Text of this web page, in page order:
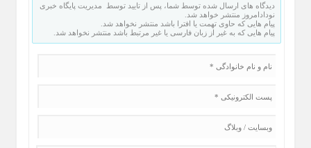
دیدگاه های ارسال شده توسط شما، پس از تایید توسط مدیریت پایگاه خبری
نودادامروز منتشر خواهد شد.
پیام هایی که حاوی تهمت یا افترا باشد منتشر نخواهد شد.
پیام هایی که به غیر از زبان فارسی یا غیر مرتبط باشد منتشر نخواهد شد.